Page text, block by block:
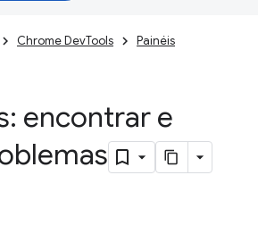
Chrome DevTools Painéis
encontrar e